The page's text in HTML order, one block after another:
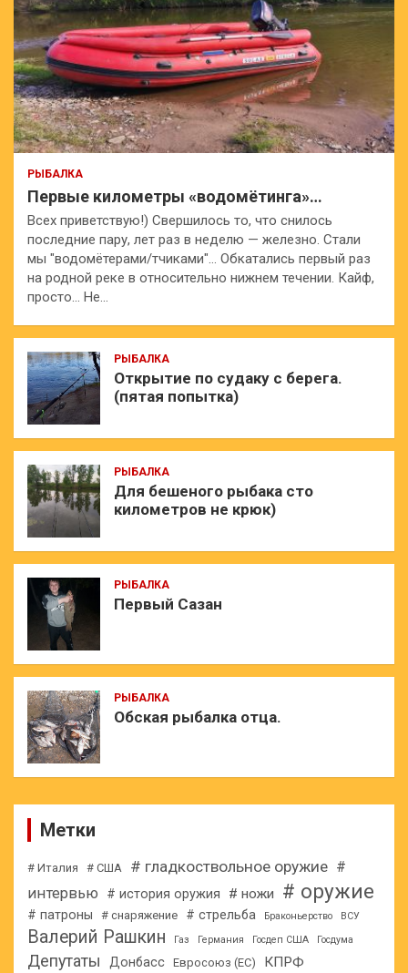
РЫБАЛКА
Первые километры «водомётинга»…
Всех приветствую!) Свершилось то, что снилось
последние пару, лет раз в неделю — железно. Стали
мы "водомётерами/тчиками"… Обкатались первый раз
на родной реке в относительно нижнем течении. Кайф,
просто… Не…
РЫБАЛКА
Открытие по судаку с берега.
(пятая попытка)
РЫБАЛКА
Для бешеного рыбака сто
километров не крюк)
РЫБАЛКА
Первый Сазан
РЫБАЛКА
Обская рыбалка отца.
Метки
# Италия # США # гладкоствольное оружие #
интервью
# история оружия # ножи # оружие
# патроны # снаряжение # стрельба Браконьерство ВСУ
Валерий Рашкин Газ Германия Госдеп США Госдума
Депутаты Донбасс Евросоюз (ЕС) КПРФ